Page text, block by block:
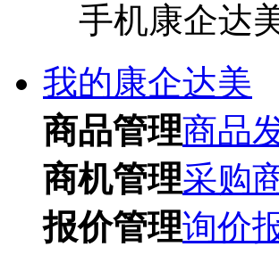
手机康企达
我的康企达美
商品管理商品
商机管理采购
报价管理询价